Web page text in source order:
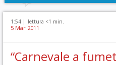
1:54 | lettura <1 min.
5 Mar 2011
“Carnevale a